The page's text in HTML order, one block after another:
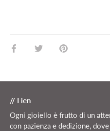
CondividiCondividiCondividi
// Lien
Ogni gioiello è frutto di un
con pazienza e dedizione,